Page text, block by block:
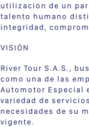
utilización de un
talento humano
integridad,
VISIÓN
River Tour S.A.S.,
como una de las
Automotor Especial
variedad de
necesidades de su
vigente.